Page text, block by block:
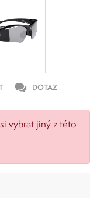
DOTAZ
vybrat jiný z této